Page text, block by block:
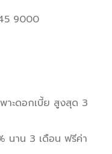
9000
าะดอกเบี้ย สูงสุด 3
นาน 3 เดือน ฟรีค่า